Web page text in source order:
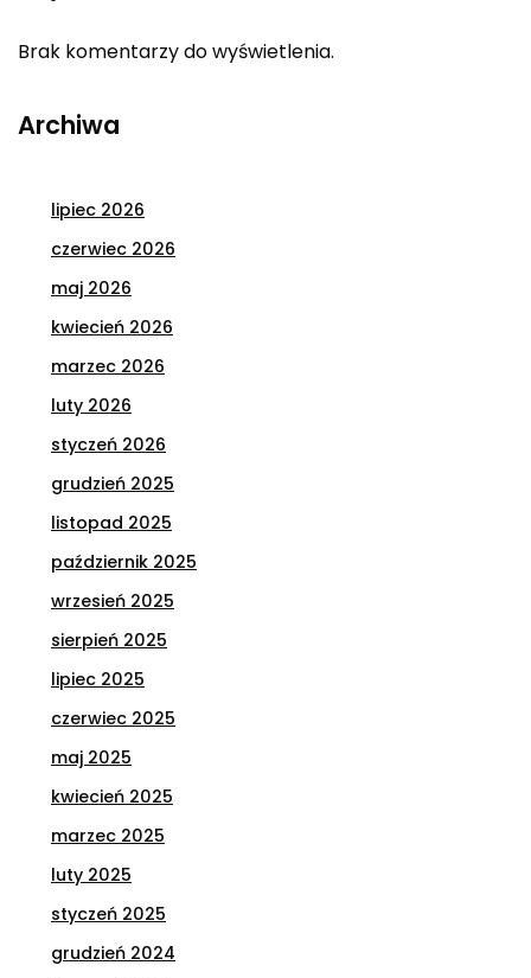
Brak komentarzy do wyświetlenia.
Archiwa
lipiec 2026
czerwiec 2026
maj 2026
kwiecień 2026
marzec 2026
luty 2026
styczeń 2026
grudzień 2025
listopad 2025
październik 2025
wrzesień 2025
sierpień 2025
lipiec 2025
czerwiec 2025
maj 2025
kwiecień 2025
marzec 2025
luty 2025
styczeń 2025
grudzień 2024